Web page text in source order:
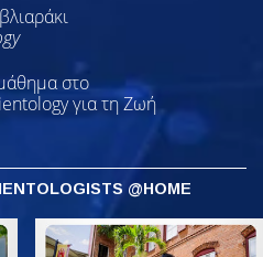
στο
για τη Ζωή
@HOME